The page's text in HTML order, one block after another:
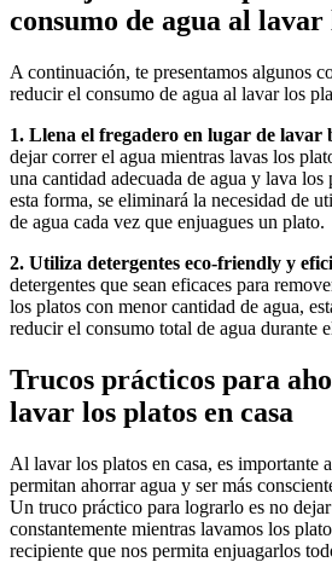
consumo de agua al lavar
A continuación, te presentamos algunos
reducir el consumo de agua al lavar los
1. Llena el fregadero en lugar de lavar
dejar correr el agua mientras lavas los
una cantidad adecuada de agua y lava los
esta forma, se eliminará la necesidad de
de agua cada vez que enjuagues un plato.
2. Utiliza detergentes eco-friendly y
detergentes que sean eficaces para
los platos con menor cantidad de agua,
reducir el consumo total de agua durante
Trucos prácticos para
lavar los platos en casa
Al lavar los platos en casa, es importante
permitan ahorrar agua y ser más
Un truco práctico para lograrlo es no
constantemente mientras lavamos los
recipiente que nos permita enjuagarlos